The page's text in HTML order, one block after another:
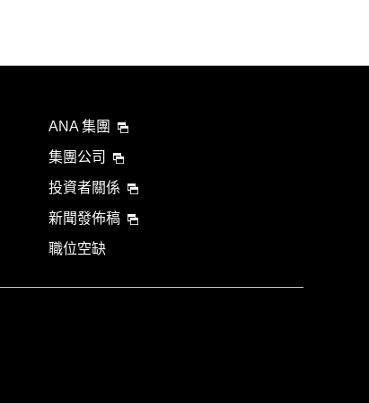
ANA 集團
集團公司
投資者關係
新聞發佈稿
職位空缺